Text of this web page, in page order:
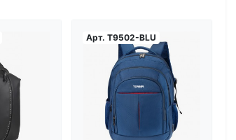
Арт. T9502-BLU